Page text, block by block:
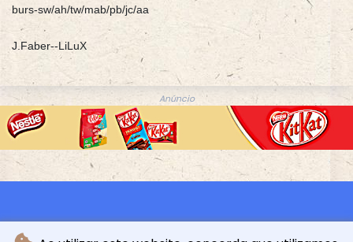
burs-sw/ah/tw/mab/pb/jc/aa
J.Faber--LiLuX
Anúncio